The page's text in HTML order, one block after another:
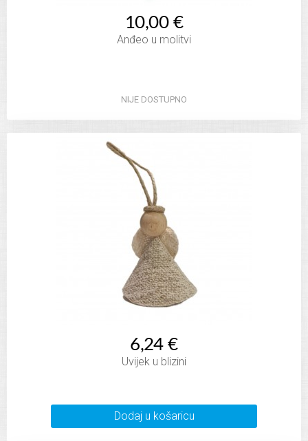
10,00 €
Anđeo u molitvi
NIJE DOSTUPNO
6,24 €
Uvijek u blizini
Dodaj u košaricu